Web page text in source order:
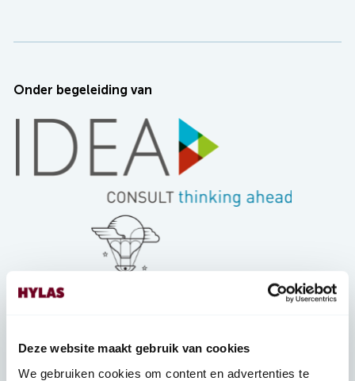
Deze website maakt gebruik van cookies
We gebruiken cookies om content en advertenties te
Onder begeleiding van